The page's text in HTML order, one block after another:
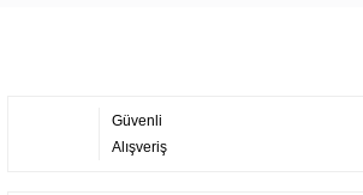
Güvenli
Alışveriş